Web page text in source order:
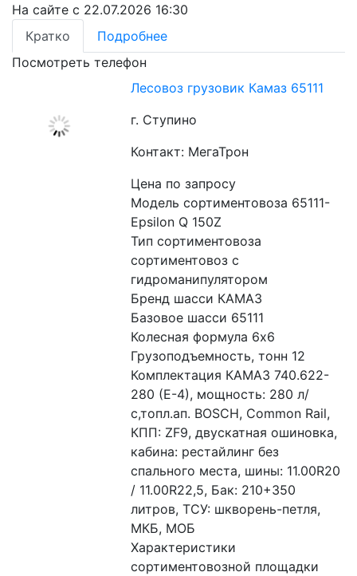
На сайте с 22.07.2026 16:30
Кратко
Подробнее
Посмотреть телефон
Лесовоз грузовик Камаз 65111
г. Ступино
Контакт: МегаТрон
Цена по запросу
Модель сортиментовоза 65111-
Epsilon Q 150Z
Тип сортиментовоза
сортиментовоз с
гидроманипулятором
Бренд шасси КАМАЗ
Базовое шасси 65111
Колесная формула 6x6
Грузоподъемность, тонн 12
Комплектация КАМАЗ 740.622-
280 (Е-4), мощность: 280 л/
с,топл.ап. BOSCH, Common Rail,
КПП: ZF9, двускатная ошиновка,
кабина: рестайлинг без
спального места, шины: 11.00R20
/ 11.00R22,5, Бак: 210+350
литров, ТСУ: шкворень-петля,
МКБ, МОБ
Характеристики
сортиментовозной площадки